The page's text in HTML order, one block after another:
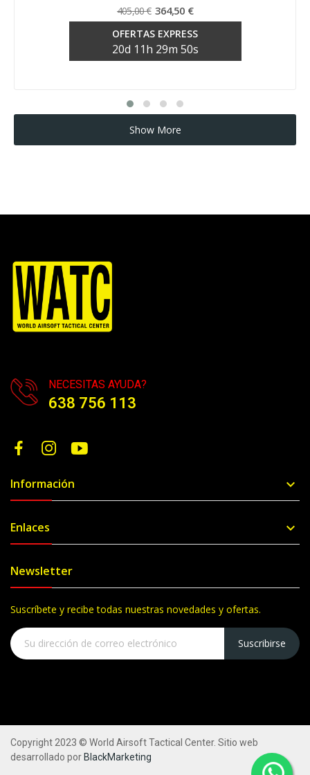
405,00 € 364,50 €
OFERTAS EXPRESS
20d 11h 29m 50s
Show More
NECESITAS AYUDA?
638 756 113
Información 
Enlaces 
Newsletter
Suscríbete y recibe todas nuestras novedades y ofertas.
Suscribirse
Copyright 2023 © World Airsoft Tactical Center. Sitio web
desarrollado por BlackMarketing